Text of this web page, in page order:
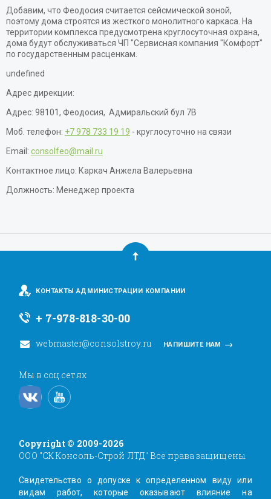
Добавим, что Феодосия считается сейсмической зоной,
поэтому дома строятся из жесткого монолитного каркаса. На
территории комплекса предусмотрена круглосуточная охрана,
дома будут обслуживаться ЧП "Сервисная компания "Комфорт"
по государственным расценкам.
undefined
Адрес дирекции:
Адрес: 98101, Феодосия, Адмиральский бул 7В
Моб. телефон: +7 978 733 19 19 - круглосуточно на связи
Email: consolfeo@mail.ru
Контактное лицо: Каркач Анжела Валерьевна
Должность: Менеджер проекта
КОНТАКТЫ АДМИНИСТРАЦИИ КОМПАНИИ
+ 7-978-818-30-00
webmaster@consolstroy.ru НАПИШИТЕ НАМ
Мы в соц.сетях
Copyright © 2009-2026
ООО "СК Консоль-Строй ЛТД" Все права защищены.
Свидетельство о допуске к определенном виду или
видам работ, которые оказывают влияние на